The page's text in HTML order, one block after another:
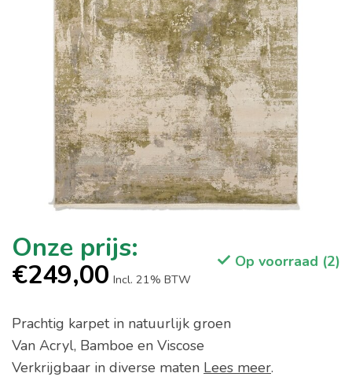
€249,00 Incl. 21% BTW
Op voorraad (2)
Prachtig karpet in natuurlijk groen
Van Acryl, Bamboe en Viscose
Verkrijgbaar in diverse maten Lees meer.